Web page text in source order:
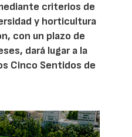
criterios de
y horticultura
con un plazo de
dará lugar a la
Cinco Sentidos de